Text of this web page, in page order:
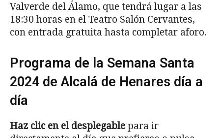
Valverde del Álamo, que tendrá lugar a las
18:30 horas en el Teatro Salón Cervantes,
con entrada gratuita hasta completar aforo.
Programa de la Semana Santa
2024 de Alcalá de Henares día a
día
Haz clic en el desplegable para ir